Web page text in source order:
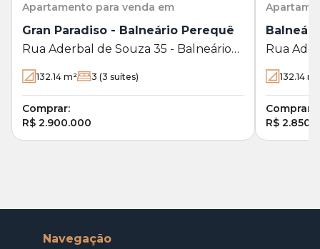
Apartamento para venda em
Gran Paradiso - Balneário Perequê
Rua Aderbal de Souza 35 - Balneário
Perequê - Porto Belo - SC
132.14 m² 3 (3 suítes)
Comprar:
R$ 2.900.000
Rua
Perequê
132.14
Comprar:
R$
Navegação